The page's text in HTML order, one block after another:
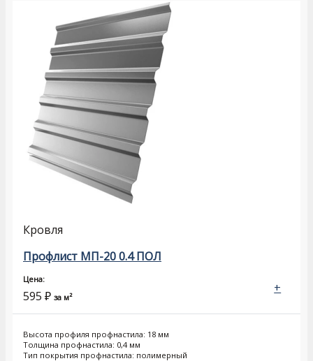
Кровля
Профлист МП-20 0.4 ПОЛ
Цена:
595 ₽ за м²
Высота профиля профнастила: 18 мм
Толщина профнастила: 0,4 мм
Тип покрытия профнастила: полимерный
+